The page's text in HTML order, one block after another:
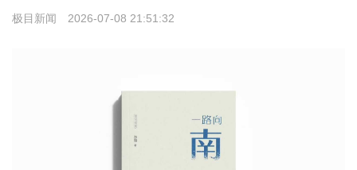
观点
极目新闻 2026-07-08 21:51:32